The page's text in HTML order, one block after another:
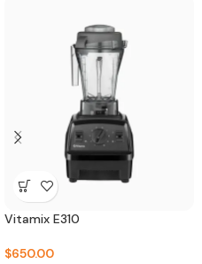
Vitamix E310
$650.00